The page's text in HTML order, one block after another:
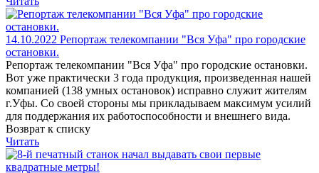
14.10.2022 Репортаж телекомпании "Вся Уфа" про городские
остановки.
Репортаж телекомпании "Вся Уфа" про городские остановки.
Вот уже практически 3 года продукция, произведенная нашей
компанией (138 умных остановок) исправно служит жителям
г.Уфы. Со своей стороны мы прикладываем максимум усилий
для поддержания их работоспособности и внешнего вида.
Возврат к списку
Читать